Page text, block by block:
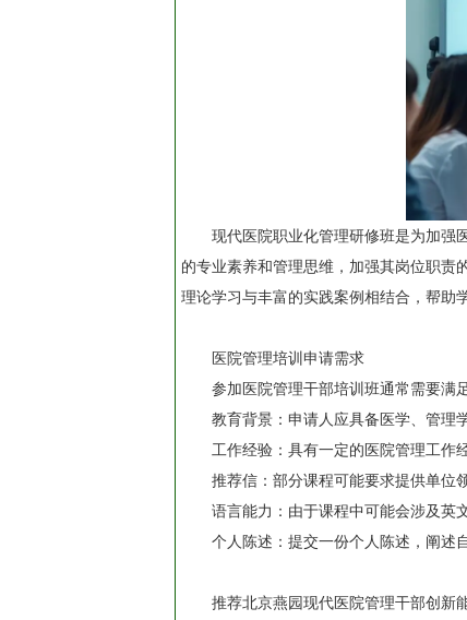
现代医院职业化管理研修班是为加强
的专业素养和管理思维，加强其岗位职责
理论学习与丰富的实践案例相结合，帮助
医院管理培训申请需求
参加医院管理干部培训班通常需要满
教育背景：申请人应具备医学、管理
工作经验：具有一定的医院管理工作
推荐信：部分课程可能要求提供单位
语言能力：由于课程中可能会涉及英
个人陈述：提交一份个人陈述，阐述
推荐北京燕园现代医院管理干部创新